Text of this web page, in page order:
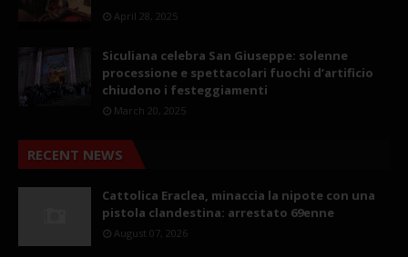
April 28, 2025
Siculiana celebra San Giuseppe: solenne
processione e spettacolari fuochi d’artificio
chiudono i festeggiamenti
March 20, 2025
RECENT NEWS
Cattolica Eraclea, minaccia la nipote con una
pistola clandestina: arrestato 69enne
August 07, 2026